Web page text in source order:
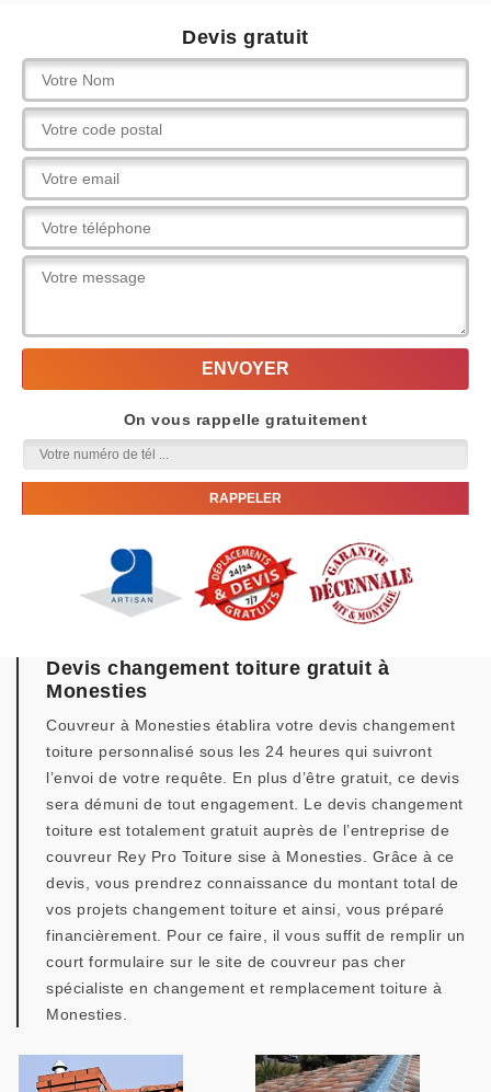
Devis gratuit
On vous rappelle gratuitement
Devis changement toiture gratuit à
Monesties
Couvreur à Monesties établira votre devis changement
toiture personnalisé sous les 24 heures qui suivront
l’envoi de votre requête. En plus d’être gratuit, ce devis
sera démuni de tout engagement. Le devis changement
toiture est totalement gratuit auprès de l’entreprise de
couvreur Rey Pro Toiture sise à Monesties. Grâce à ce
devis, vous prendrez connaissance du montant total de
vos projets changement toiture et ainsi, vous préparé
financièrement. Pour ce faire, il vous suffit de remplir un
court formulaire sur le site de couvreur pas cher
spécialiste en changement et remplacement toiture à
Monesties.